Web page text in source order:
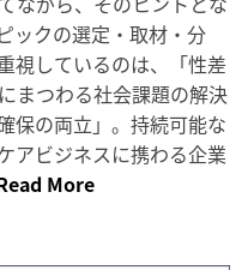
ックの選定・取材・分
視しているのは、「性差
まつわる社会課題の解決
保の両立」。持続可能な
アビジネスに携わる企業
More